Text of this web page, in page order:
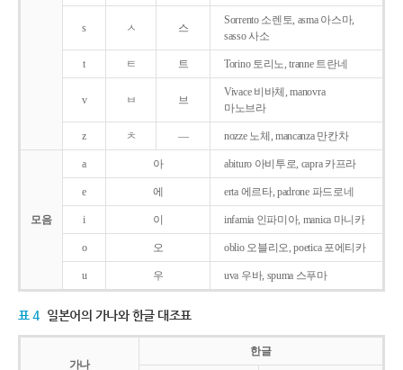
s ㅅ 스
Sorrento 소렌토, asma 아스마,
sasso 사소
t ㅌ 트 Torino 토리노, tranne 트란네
v ㅂ 브
Vivace 비바체, manovra
마노브라
z ㅊ ― nozze 노체, mancanza 만칸차
모음
a 아 abituro 아비투로, capra 카프라
e 에 erta 에르타, padrone 파드로네
i 이 infamia 인파미아, manica 마니카
o 오 oblio 오블리오, poetica 포에티카
u 우 uva 우바, spuma 스푸마
표 4 일본어의 가나와 한글 대조표
가나
한글